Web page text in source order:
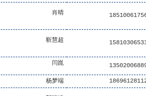
肖晴
靳慧超
闫崑
杨梦端